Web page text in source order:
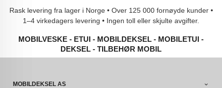
Rask levering fra lager i Norge • Over 125 000 fornøyde kunder •
1–4 virkedagers levering • Ingen toll eller skjulte avgifter.
MOBILVESKE - ETUI - MOBILDEKSEL - MOBILETUI -
DEKSEL - TILBEHØR MOBIL
MOBILDEKSEL AS